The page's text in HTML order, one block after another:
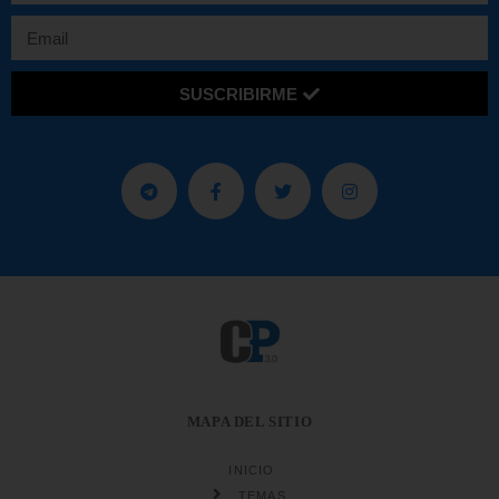
SUSCRIBIRME
MAPA DEL SITIO
INICIO
TEMAS